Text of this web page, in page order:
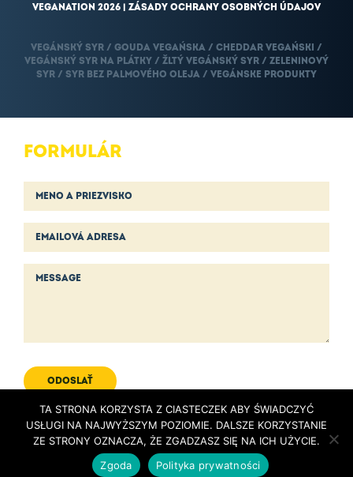
VEGANATION 2026 | ZÁSADY OCHRANY OSOBNÝCH ÚDAJOV
VEGÁNSKÝ SYR / GOUDA VEGAŃSKA / CHEDDAR VEGAŃSKI /
VEGÁNSKÝ SYR NA PLÁTKY / ŽLTÝ VEGÁNSKÝ SYR / ZELENINOVÝ
SYR / SYR BEZ PALMOVÉHO OLEJA / VEGÁNSKE PRODUKTY
FORMULÁR
ODOSLAŤ
SÚHLASSO SPRACOVANÍM OSOBNÝCH ÚDAJOV
TA STRONA KORZYSTA Z CIASTECZEK ABY ŚWIADCZYĆ
USŁUGI NA NAJWYŻSZYM POZIOMIE. DALSZE KORZYSTANIE
ZE STRONY OZNACZA, ŻE ZGADZASZ SIĘ NA ICH UŻYCIE.
Zgoda
Polityka prywatności